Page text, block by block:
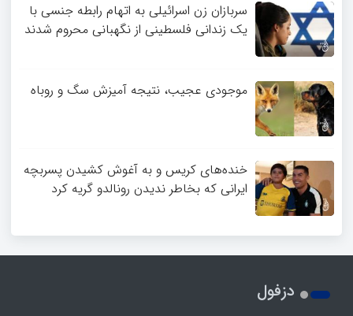
سربازان زن اسرائیلی به اتهام رابطه جنسی با
یک زندانی فلسطینی از نگهبانی محروم شدند
موجودی عجیب، نتیجه آمیزش سگ و روباه
خنده‌های کریس و به آغوش کشیدن پسربچه
ایرانی که بخاطر ندیدن رونالدو گریه کرد
دزفول